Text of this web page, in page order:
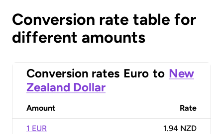
Conversion rate table for
different amounts
Conversion rates Euro to New
Zealand Dollar
Amount Rate
1 EUR 1.94 NZD